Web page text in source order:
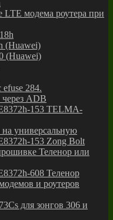
LTE модема роутера при
(Huawei)
(Huawei)
284.
ADB
153 TELMA-
универсальную
153 Zong Bolt
Теленор или
608 Теленор
и роутеров
для зонгов 306 и